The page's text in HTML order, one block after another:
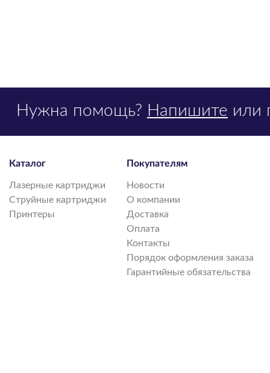
Нужна помощь? Напишите или
Каталог
Лазерные картриджи
Струйные картриджи
Принтеры
Покупателям
Новости
О компании
Доставка
Оплата
Контакты
Порядок оформления заказа
Гарантийные обязательства